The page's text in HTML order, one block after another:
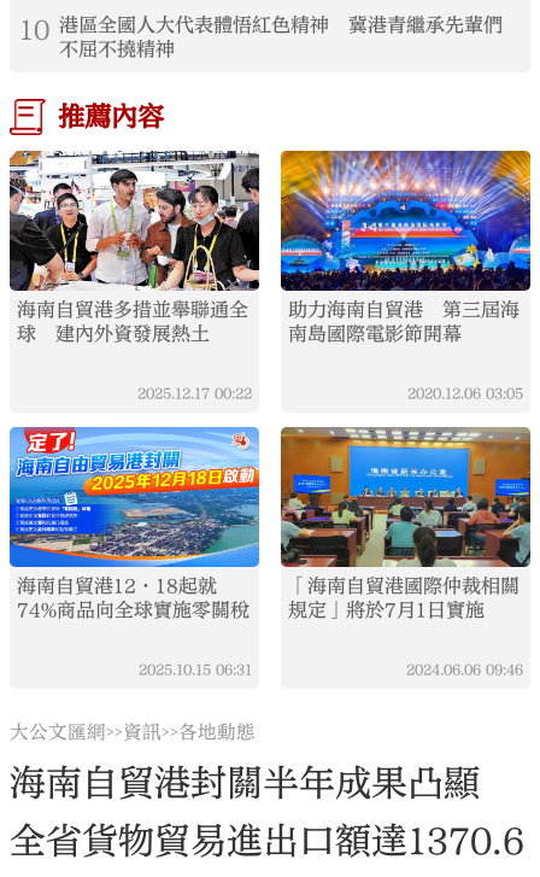
10 港區全國人大代表體悟紅色精神 冀港青繼承先輩們
不屈不撓精神
推薦內容
海南自貿港多措並舉聯通全
球 建內外資發展熱土
2025.12.17 00:22
助力海南自貿港 第三屆海
南島國際電影節開幕
2020.12.06 03:05
海南自貿港12·18起就
74%商品向全球實施零關稅
2025.10.15 06:31
「海南自貿港國際仲裁相關
規定」將於7月1日實施
2024.06.06 09:46
大公文匯網>>資訊>>各地動態
海南自貿港封關半年成果凸顯
全省貨物貿易進出口額達1370.6